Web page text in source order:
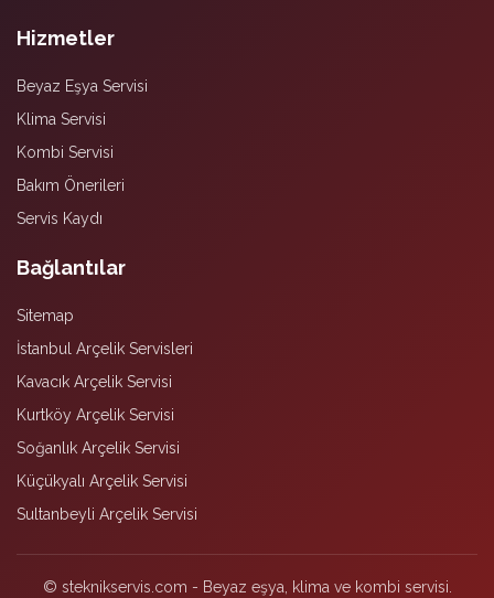
Hizmetler
Beyaz Eşya Servisi
Klima Servisi
Kombi Servisi
Bakım Önerileri
Servis Kaydı
Bağlantılar
Sitemap
İstanbul Arçelik Servisleri
Kavacık Arçelik Servisi
Kurtköy Arçelik Servisi
Soğanlık Arçelik Servisi
Küçükyalı Arçelik Servisi
Sultanbeyli Arçelik Servisi
© steknikservis.com - Beyaz eşya, klima ve kombi servisi.